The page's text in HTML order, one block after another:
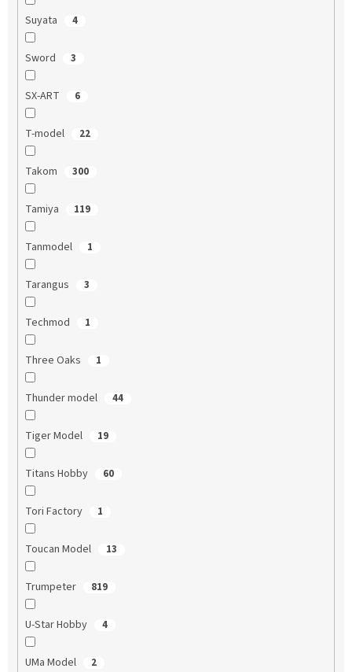
Suyata 4
Sword 3
SX-ART 6
T-model 22
Takom 300
Tamiya 119
Tanmodel 1
Tarangus 3
Techmod 1
Three Oaks 1
Thunder model 44
Tiger Model 19
Titans Hobby 60
Tori Factory 1
Toucan Model 13
Trumpeter 819
U-Star Hobby 4
UMa Model 2